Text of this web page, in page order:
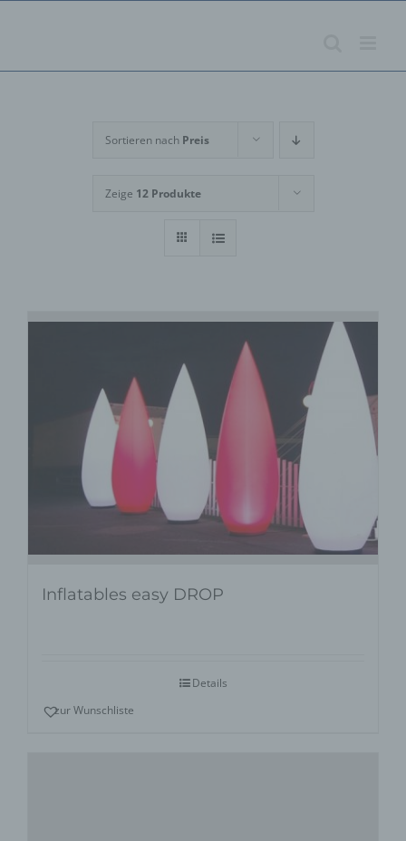
Sortieren nach Preis
Zeige 12 Produkte
Inflatables easy DROP
Details
zur Wunschliste